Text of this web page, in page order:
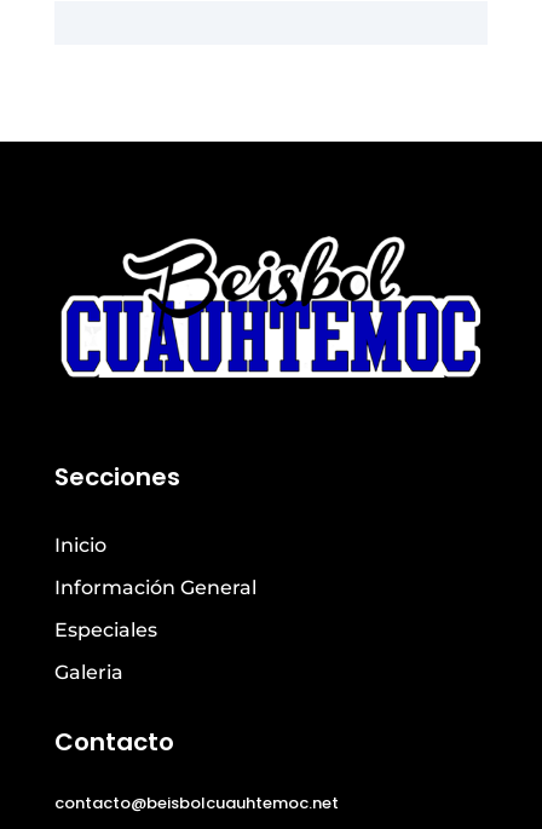
Secciones
Inicio
Información General
Especiales
Galeria
Contacto
contacto@beisbolcuauhtemoc.net